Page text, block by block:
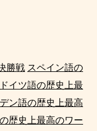
勝戦 スペイン語の
ドイツ語の歴史上最
ン語の歴史上最高
歴史上最高のワー